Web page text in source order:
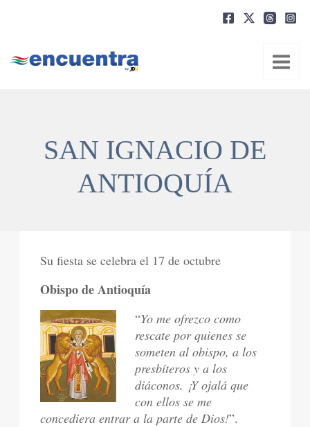
SAN IGNACIO DE
ANTIOQUÍA
Su fiesta se celebra el 17 de octubre
Obispo de Antioquía
“Yo me ofrezco como
rescate por quienes se
someten al obispo, a los
presbíteros y a los
diáconos. ¡Y ojalá que
con ellos se me
concediera entrar a la parte de Dios!”.